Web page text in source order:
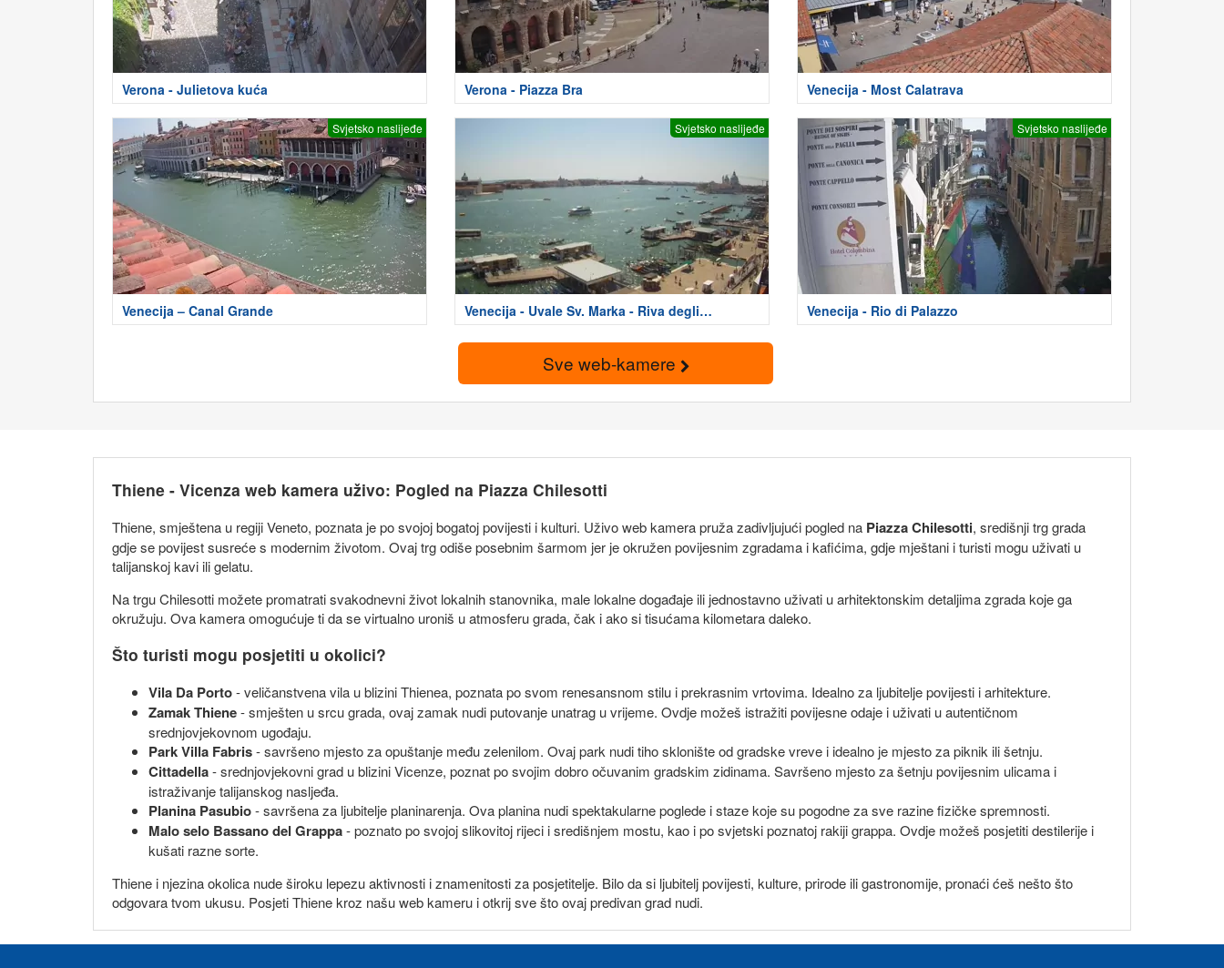
Verona - Julietova kuća Verona - Piazza Bra Venecija - Most Calatrava
Svjetsko naslijeđe
Venecija – Canal Grande
Svjetsko naslijeđe
Venecija - Uvale Sv. Marka - Riva degli
Schiavoni
Svjetsko naslijeđe
Venecija - Rio di Palazzo
Sve web-kamere
Thiene - Vicenza web kamera uživo: Pogled na Piazza Chilesotti
Thiene, smještena u regiji Veneto, poznata je po svojoj bogatoj povijesti i kulturi. Uživo web kamera pruža zadivljujući pogled na Piazza Chilesotti, središnji trg grada
gdje se povijest susreće s modernim životom. Ovaj trg odiše posebnim šarmom jer je okružen povijesnim zgradama i kafićima, gdje mještani i turisti mogu uživati u
talijanskoj kavi ili gelatu.
Na trgu Chilesotti možete promatrati svakodnevni život lokalnih stanovnika, male lokalne događaje ili jednostavno uživati u arhitektonskim detaljima zgrada koje ga
okružuju. Ova kamera omogućuje ti da se virtualno uroniš u atmosferu grada, čak i ako si tisućama kilometara daleko.
Što turisti mogu posjetiti u okolici?
Vila Da Porto- veličanstvena vila u blizini Thienea, poznata po svom renesansnom stilu i prekrasnim vrtovima. Idealno za ljubitelje povijesti i arhitekture.
Zamak Thiene- smješten u srcu grada, ovaj zamak nudi putovanje unatrag u vrijeme. Ovdje možeš istražiti povijesne odaje i uživati u autentičnom
srednjovjekovnom ugođaju.
Park Villa Fabris- savršeno mjesto za opuštanje među zelenilom. Ovaj park nudi tiho sklonište od gradske vreve i idealno je mjesto za piknik ili šetnju.
Cittadella- srednjovjekovni grad u blizini Vicenze, poznat po svojim dobro očuvanim gradskim zidinama. Savršeno mjesto za šetnju povijesnim ulicama i
istraživanje talijanskog nasljeđa.
Planina Pasubio- savršena za ljubitelje planinarenja. Ova planina nudi spektakularne poglede i staze koje su pogodne za sve razine fizičke spremnosti.
Malo selo Bassano del Grappa- poznato po svojoj slikovitoj rijeci i središnjem mostu, kao i po svjetski poznatoj rakiji grappa. Ovdje možeš posjetiti destilerije i
kušati razne sorte.
Thiene i njezina okolica nude široku lepezu aktivnosti i znamenitosti za posjetitelje. Bilo da si ljubitelj povijesti, kulture, prirode ili gastronomije, pronaći ćeš nešto što
odgovara tvom ukusu. Posjeti Thiene kroz našu web kameru i otkrij sve što ovaj predivan grad nudi.